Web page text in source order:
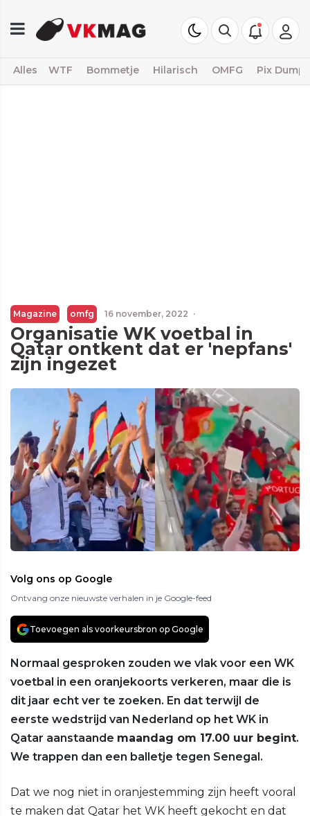
Alles WTF Bommetje Hilarisch OMFG Pix Dump
Magazine omfg 16 november, 2022 ·
Organisatie WK voetbal in
Qatar ontkent dat er 'nepfans'
zijn ingezet
Volg ons op Google
Ontvang onze nieuwste verhalen in je Google-feed
Toevoegen als voorkeursbron op Google
Normaal gesproken zouden we vlak voor een WK
voetbal in een oranjekoorts verkeren, maar die is
dit jaar echt ver te zoeken. En dat terwijl de
eerste wedstrijd van Nederland op het WK in
Qatar aanstaande maandag om 17.00 uur begint.
We trappen dan een balletje tegen Senegal.
Dat we nog niet in oranjestemming zijn heeft vooral
te maken dat Qatar het WK heeft gekocht en dat